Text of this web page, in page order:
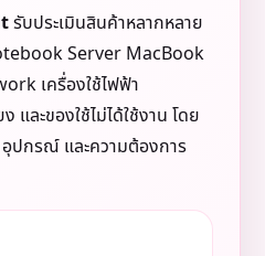
รับประเมินสินค้าหลากหลาย
Server MacBook
เครื่องใช้ไฟฟ้า
และของใช้ไม่ได้ใช้งาน โดย
ปกรณ์ และความต้องการ